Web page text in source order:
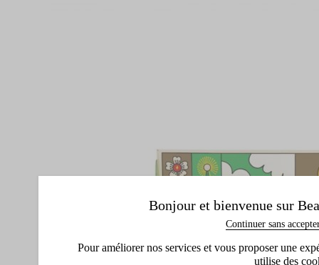
Bonjour et bienvenue sur
Continuer sans
Pour améliorer nos services et vous proposer une
utilise des